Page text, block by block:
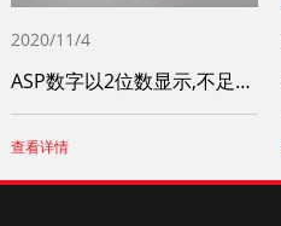
2020/11/4
ASP数字以2位数显示,不足的位数在数字前以0补充
查看详情